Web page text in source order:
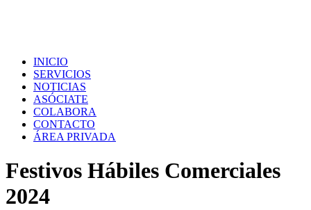
INICIO
SERVICIOS
NOTICIAS
ASÓCIATE
COLABORA
CONTACTO
ÁREA PRIVADA
Festivos Hábiles Comerciales
2024